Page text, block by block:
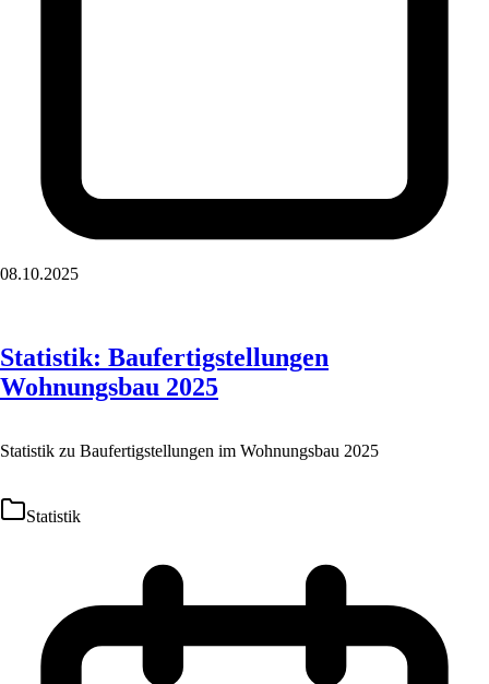
08.10.2025
Statistik: Baufertigstellungen
Wohnungsbau 2025
Statistik zu Baufertigstellungen im Wohnungsbau 2025
Statistik